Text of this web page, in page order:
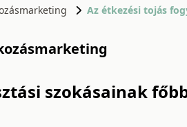
szokásainak